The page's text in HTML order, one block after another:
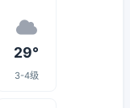
29°
3-4级